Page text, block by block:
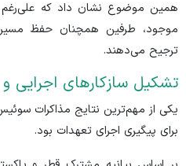
همین موضوع نشان داد که علی‌رغم
موجود، طرفین همچنان حفظ
ترجیح می‌دهند.
تشکیل سازکار‌های اجرایی و آغاز
یکی از مهم‌ترین نتایج مذاکرات
برای پیگیری اجرای تعهدات بود.